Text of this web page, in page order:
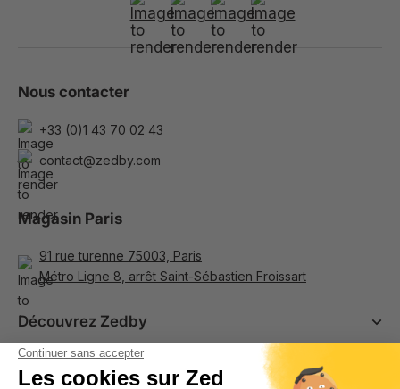
Nous contacter
+33 (0)1 43 70 02 43
contact@zedby.com
Magasin Paris
91 rue turenne 75003, Paris
Métro Ligne 8, arrêt Saint-Sébastien Froissart
Découvrez Zedby
Programme de fidélité & parrainage
Informations